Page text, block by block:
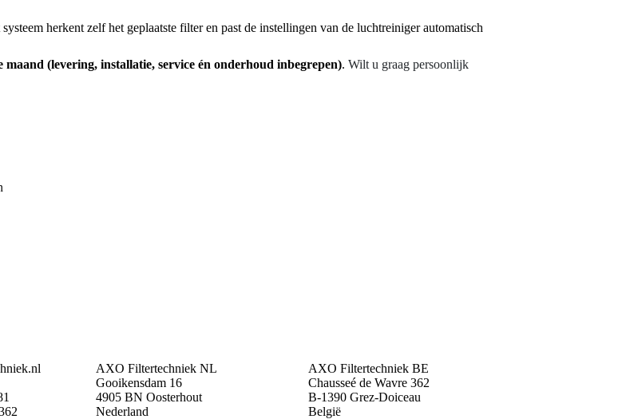
herkent zelf het geplaatste filter en past de instellingen van de luchtreiniger automatisch
(levering, installatie, service én onderhoud inbegrepen). Wilt u graag persoonlijk
AXO Filtertechniek NL
Gooikensdam 16
4905 BN Oosterhout
Nederland
AXO Filtertechniek BE
Chausseé de Wavre 362
B-1390 Grez-Doiceau
België